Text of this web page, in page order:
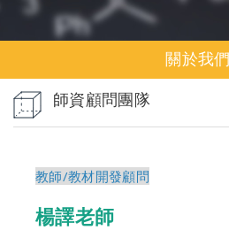
關於我們
師資顧問團隊
教師/教材開發顧問
楊譯老師